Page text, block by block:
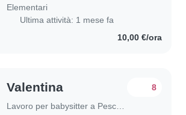
Elementari
Ultima attività: 1 mese fa
10,00 €/ora
Valentina 8